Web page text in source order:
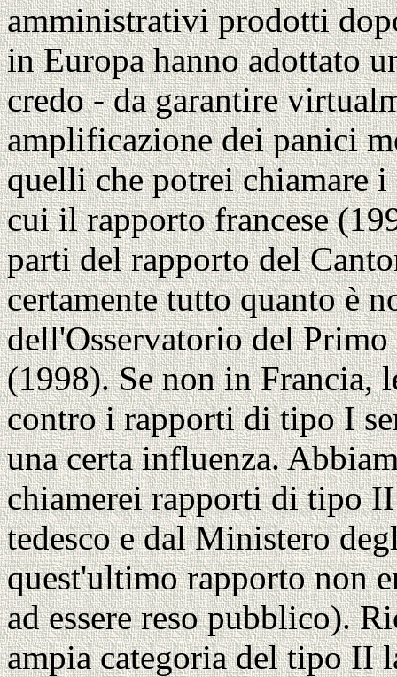
amministrativi prodotti
in Europa hanno adottato
credo - da garantire
amplificazione dei panici
quelli che potrei chiamare
cui il rapporto francese
parti del rapporto del
certamente tutto quanto è
dell'Osservatorio del
(1998). Se non in Francia,
contro i rapporti di tipo I
una certa influenza.
chiamerei rapporti di tipo
tedesco e dal Ministero
quest'ultimo rapporto non
ad essere reso pubblico).
ampia categoria del tipo II